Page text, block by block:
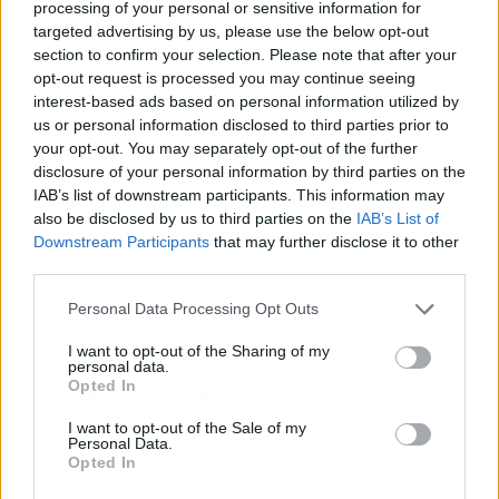
processing of your personal or sensitive information for
targeted advertising by us, please use the below opt-out
section to confirm your selection. Please note that after your
opt-out request is processed you may continue seeing
interest-based ads based on personal information utilized by
us or personal information disclosed to third parties prior to
your opt-out. You may separately opt-out of the further
disclosure of your personal information by third parties on the
IAB’s list of downstream participants. This information may
also be disclosed by us to third parties on the IAB’s List of
Downstream Participants that may further disclose it to other
Personal Data Processing Opt Outs
I want to opt-out of the Sharing of my
personal data.
Opted In
I want to opt-out of the Sale of my
Personal Data.
Opted In
público» no significa «no recolectamos nada».
De momento, la implementación es prudente y,
a falta de un despliegue global, todo apunta a
que WhatsApp quiere evitar otro fiasco al estilo
de las políticas de privacidad de 2021. Si la
jugada sale bien, podríamos estar ante un
estándar que el resto de apps de mensajería
acabarán copiando. Si sale mal, los titulares
serán memorables.
Hype-O-Meter
Nivel de hype: 7/10.
prometido y la capa extra de seguridad tiene
sentido, aunque el despliegue lento le resta
inmediatez. No es un volantazo, es una mejora